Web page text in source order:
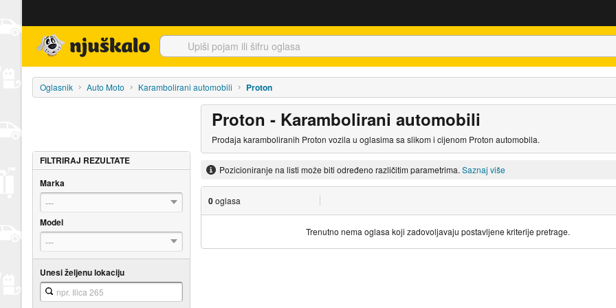
Oglasnik Auto Moto Karambolirani automobili Proton
Proton - Karambolirani automobili
Prodaja karamboliranih Proton vozila u oglasima sa slikom i cijenom Proton automobila.
Pozicioniranje na listi može biti određeno različitim parametrima. Saznaj više
0oglasa
Trenutno nema oglasa koji zadovoljavaju postavljene kriterije pretrage.
FILTRIRAJ REZULTATE
Marka
---
Model
---
Unesi željenu lokaciju